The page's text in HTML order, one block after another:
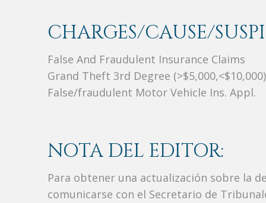
CHARGES/CAUSE/
False And Fraudulent Insurance Claims
Grand Theft 3rd Degree (>$5,000,<$10,000)
False/fraudulent Motor Vehicle Ins. Appl.
NOTA DEL EDITOR:
Para obtener una actualización sobre la
comunicarse con el Secretario de